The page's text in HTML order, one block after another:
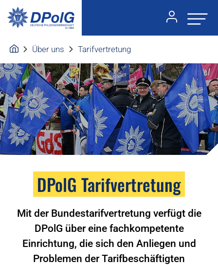
Über uns Tarifvertretung
DPolG Tarifvertretung
Mit der Bundestarifvertretung verfügt die
DPolG über eine fachkompetente
Einrichtung, die sich den Anliegen und
Problemen der Tarifbeschäftigten